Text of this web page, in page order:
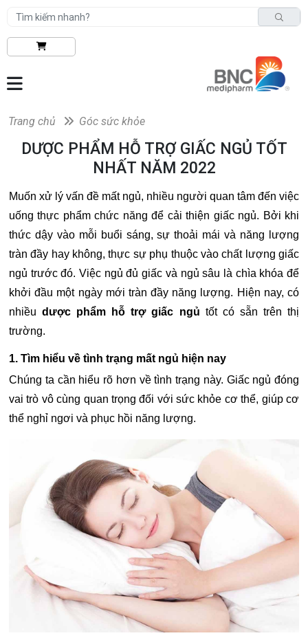
Trang chủ Góc sức khỏe
DƯỢC PHẨM HỖ TRỢ GIẤC NGỦ TỐT
NHẤT NĂM 2022
Muốn xử lý vấn đề mất ngủ, nhiều người quan tâm đến việc
uống thực phẩm chức năng để cải thiện giấc ngủ. Bởi khi
thức dậy vào mỗi buổi sáng, sự thoải mái và năng lượng
tràn đầy hay không, thực sự phụ thuộc vào chất lượng giấc
ngủ trước đó. Việc ngủ đủ giấc và ngủ sâu là chìa khóa để
khởi đầu một ngày mới tràn đầy năng lượng. Hiện nay, có
nhiềudược phẩm hỗ trợ giấc ngủ tốt có sẵn trên thị
trường.
1. Tìm hiểu về tình trạng mất ngủ hiện nay
Chúng ta cần hiểu rõ hơn về tình trạng này. Giấc ngủ đóng
vai trò vô cùng quan trọng đối với sức khỏe cơ thể, giúp cơ
thể nghỉ ngơi và phục hồi năng lượng.